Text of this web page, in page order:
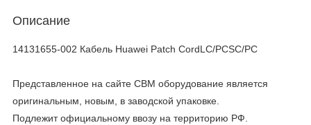
Описание
14131655-002 Кабель Huawei Patch CordLC/PCSC/PC
Представленное на сайте CBM оборудование является
оригинальным, новым, в заводской упаковке.
Подлежит официальному ввозу на территорию РФ.